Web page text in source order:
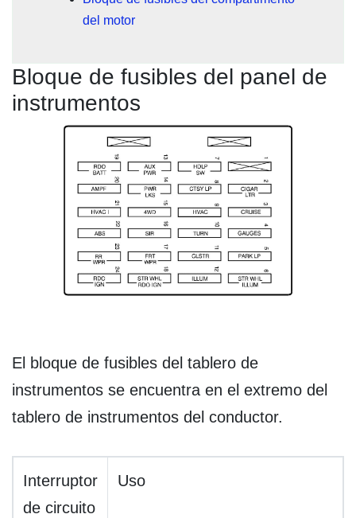
del motor
Bloque de fusibles del panel de
instrumentos
El bloque de fusibles del tablero de
instrumentos se encuentra en el extremo del
tablero de instrumentos del conductor.
Interruptor
de circuito
Uso